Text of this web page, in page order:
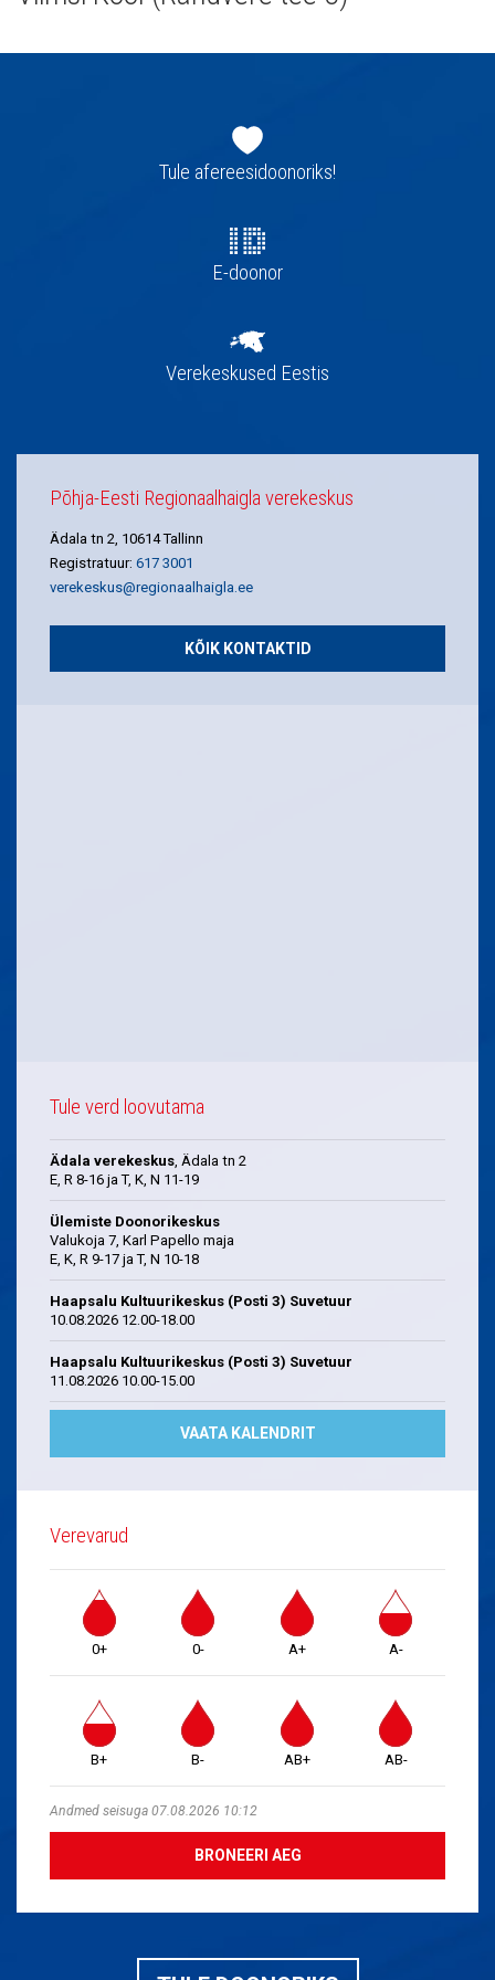
navigatsioonTule afereesidoonoriks!
E-doonor
Verekeskused Eestis
Põhja-Eesti Regionaalhaigla verekeskus
Ädala tn 2, 10614 Tallinn
Registratuur: 617 3001
verekeskus@regionaalhaigla.ee
KÕIK KONTAKTID
Tule verd loovutama
Ädala verekeskus, Ädala tn 2
E, R 8-16 ja T, K, N 11-19
Ülemiste Doonorikeskus
Valukoja 7, Karl Papello maja
E, K, R 9-17 ja T, N 10-18
Haapsalu Kultuurikeskus (Posti 3) Suvetuur
10.08.2026 12.00-18.00
Haapsalu Kultuurikeskus (Posti 3) Suvetuur
11.08.2026 10.00-15.00
VAATA KALENDRIT
Verevarud
0+ 0- A+ A-
B+ B- AB+ AB-
Andmed seisuga 07.08.2026 10:12
BRONEERI AEG